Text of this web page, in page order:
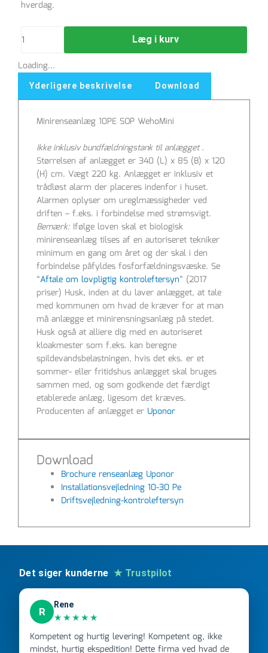
hverdag.
10PE
antal
Læg i kurv
Loading...
Yderligere beskrivelse Download
Minirenseanlæg 10PE SOP WehoMini
Ikke inklusiv bundfældningstank til anlægget .
Størrelsen af anlægget er 340 (L) x 85 (B) x 120
(H) cm. Vægt 220 kg. Anlægget er inklusiv et
trådløst alarm der placeres indenfor i huset.
Alarmen oplyser om ureglmæssigheder ved
driften – f.eks. i forbindelse med strømsvigt.
Bemærk: Ifølge loven skal et biologisk
minirenseanlæg tilses af en autoriseret tekniker
minimum en gang om året og der skal i den
forbindelse påfyldes fosforfældningsvæske. Se
“Aftale om lovpligtig kontroleftersyn” (2017
priser) Husk, inden at du laver anlægget, at tale
med kommunen om hvad de kræver for at man
må anlægge et minirensningsanlæg på stedet.
Husk også at alliere dig med en autoriseret
kloakmester som f.eks. kan beregne
spildevandsbelastningen, hvis det eks. er et
sommer- eller fritidshus anlægget skal bruges
sammen med, og som godkende det færdigt
etablerede anlæg, ligesom det kræves.
Producenten af anlægget er Uponor
Download
Brochure renseanlæg Uponor
Installationsvejledning 10-30 Pe
Driftsvejledning-kontroleftersyn
Det siger kunderne ★ Trustpilot
R
Rene
★★★★★
Kompetent og hurtig levering! Kompetent og, ikke
mindst, hurtig ekspedition! Dette firma ved hvad de